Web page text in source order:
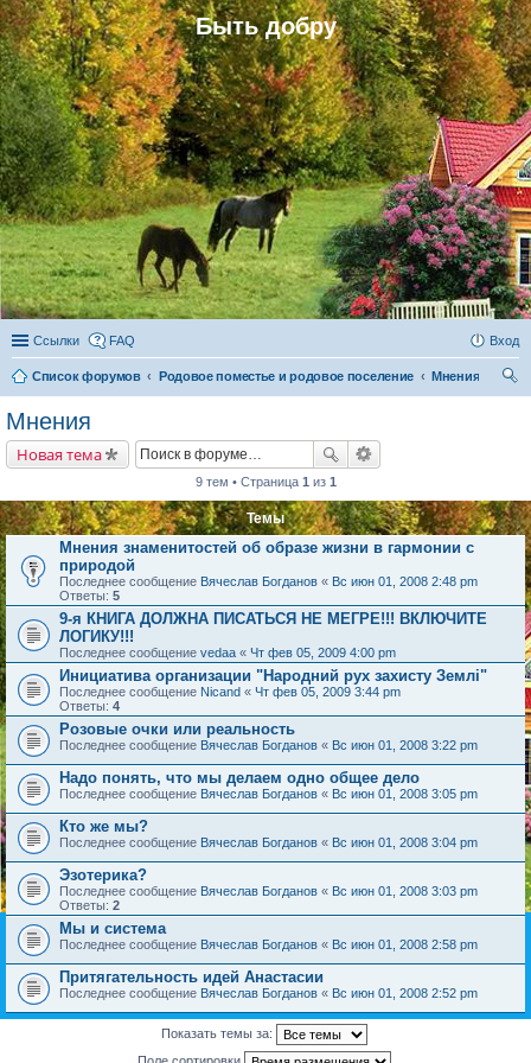
Быть добру
Ссылки FAQ Вход
Список форумов Родовое поместье и родовое поселение
Мнения
Мнения
Новая тема
9 тем • Страница 1 из 1
Темы
Мнения знаменитостей об образе жизни в гармонии с
природой
Последнее сообщение Вячеслав Богданов « Вс июн 01, 2008 2:48 pm
Ответы: 5
9-я КНИГА ДОЛЖНА ПИСАТЬСЯ НЕ МЕГРЕ!!! ВКЛЮЧИТЕ
ЛОГИКУ!!!
Последнее сообщение vedaa « Чт фев 05, 2009 4:00 pm
Инициатива организации "Народний рух захисту Землі"
Последнее сообщение Nicand « Чт фев 05, 2009 3:44 pm
Ответы: 4
Розовые очки или реальность
Последнее сообщение Вячеслав Богданов « Вс июн 01, 2008 3:22 pm
Надо понять, что мы делаем одно общее дело
Последнее сообщение Вячеслав Богданов « Вс июн 01, 2008 3:05 pm
Кто же мы?
Последнее сообщение Вячеслав Богданов « Вс июн 01, 2008 3:04 pm
Эзотерика?
Последнее сообщение Вячеслав Богданов « Вс июн 01, 2008 3:03 pm
Ответы: 2
Мы и система
Последнее сообщение Вячеслав Богданов « Вс июн 01, 2008 2:58 pm
Притягательность идей Анастасии
Последнее сообщение Вячеслав Богданов « Вс июн 01, 2008 2:52 pm
Показать темы за: